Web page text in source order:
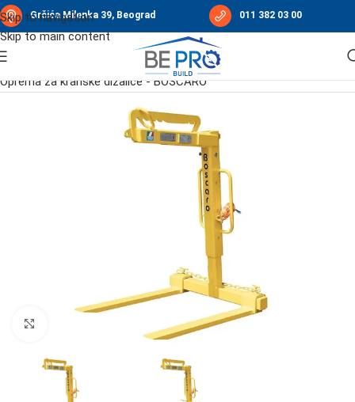
Skip to navigation
Skip to main content
Grčića Milenka 39, Beograd 011 382 03 00
Početna Građevinske dizalice/ Kranovi TEREX
Oprema za kranske dizalice - BOSCARO